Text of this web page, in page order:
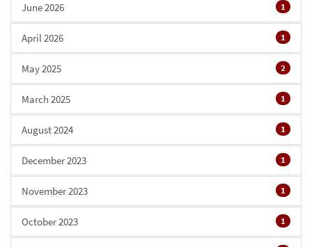
June 2026 1
April 2026 1
May 2025 2
March 2025 1
August 2024 1
December 2023 1
November 2023 1
October 2023 1